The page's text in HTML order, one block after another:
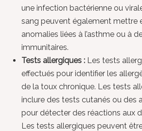
une infection bactérienne ou
sang peuvent également mettre
anomalies liées à l’asthme ou à
immunitaires.
Tests allergiques : Les tests
effectués pour identifier les
de la toux chronique. Les tests
inclure des tests cutanés ou des
pour détecter des réactions aux
Les tests allergiques peuvent